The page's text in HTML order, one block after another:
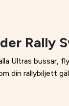
Rally
Ultras bussar,
din rallybiljett